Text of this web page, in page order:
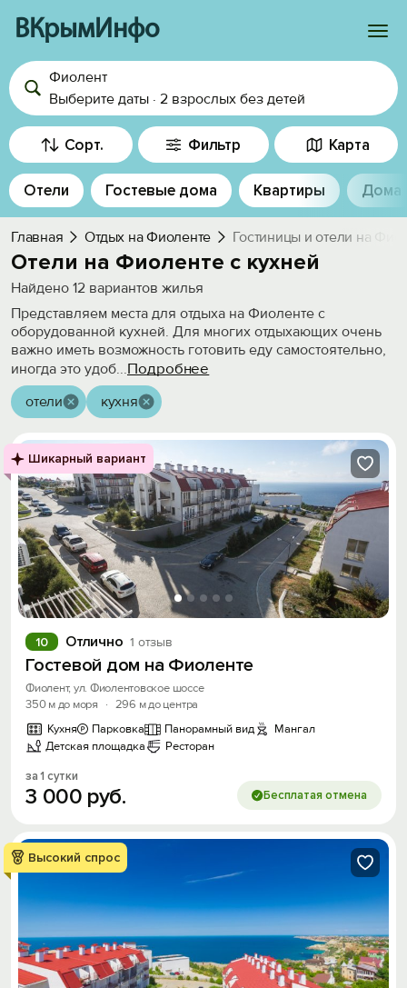
ВКрымИнфо
Войти
Избранное
История просмотра
Добавить свой объект
Фиолент
Выберите даты · 2 взрослых без детей
Сорт. Фильтр Карта
Отели Гостевые дома Квартиры Дома
Главная Отдых на Фиоленте Гостиницы и отели на
Отели на Фиоленте с кухней
Найдено 12 вариантов жилья
Представляем места для отдыха на Фиоленте с
оборудованной кухней. Для многих отдыхающих очень
важно иметь возможность готовить еду самостоятельно,
иногда это удоб...Подробнее
отели кухня
Шикарный вариант
Отлично 1 отзыв
10
Гостевой дом на Фиоленте
Фиолент, ул. Фиолентовское шоссе
350 м до моря
· 296 м до центра
Кухня
Парковка Панорамный вид
Мангал
Детская площадка
Ресторан
за 1 сутки
3 000 руб. Бесплатая отмена
Высокий спрос